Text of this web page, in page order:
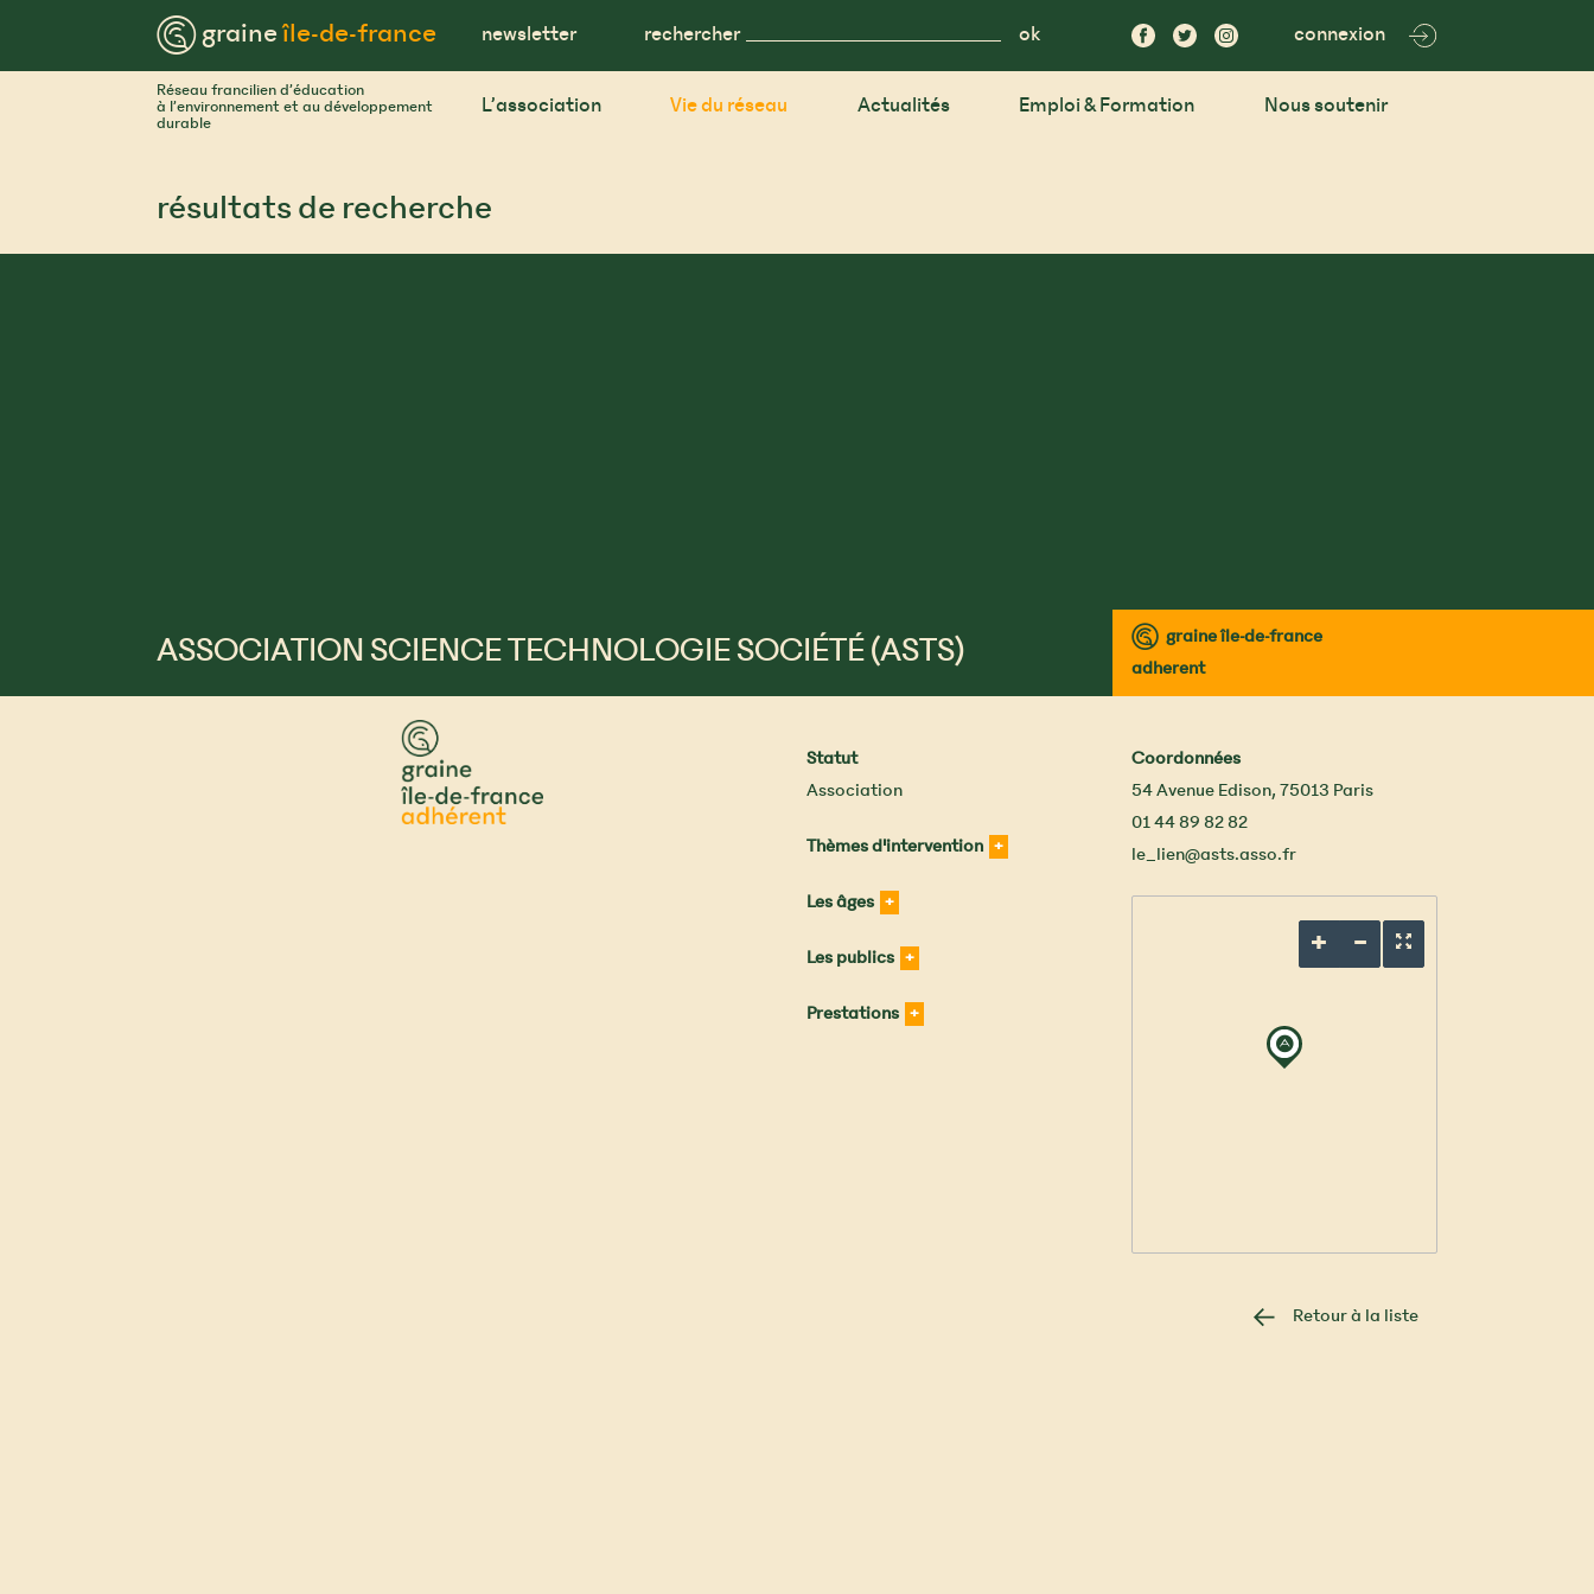
™ graineîle-de-france newsletter rechercher connexion
Réseau francilien d’éducation
à l’environnement et au développement
durable
L’association Vie du réseau Actualités Emploi & Formation Nous soutenir
résultats de recherche
ASSOCIATION SCIENCE TECHNOLOGIE SOCIÉTÉ (ASTS) ™ graine île-de-france
adherent
Statut
Association
Thèmes d'intervention
Les âges
Les publics
Prestations
Coordonnées
54 Avenue Edison,75013 Paris
01 44 89 82 82
le_lien@asts.asso.fr
Retour à la liste